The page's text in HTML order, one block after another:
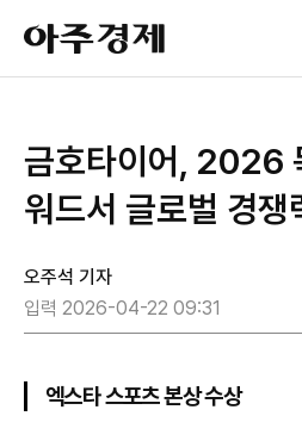
아
주
경
금호타이어, 2026
워드서 글로벌 경쟁
오주석 기자
입력 2026-04-22 09:31
엑스타 스포츠 본상 수상